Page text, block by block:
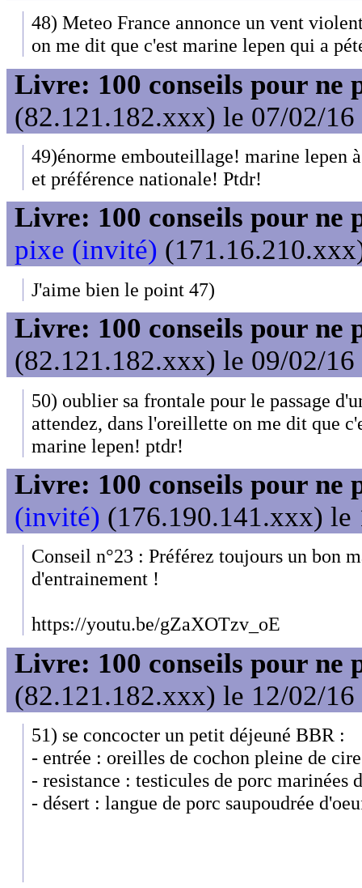
48) Meteo France annonce un vent
on me dit que c'est marine lepen qui a
Livre: 100 conseils pour ne
(82.121.182.xxx) le 07/02/16
49)énorme embouteillage! marine lepen
et préférence nationale! Ptdr!
Livre: 100 conseils pour ne
pixe (invité)
J'aime bien le point 47)
Livre: 100 conseils pour ne
(82.121.182.xxx) le 09/02/16
50) oublier sa frontale pour le passage
attendez, dans l'oreillette on me dit que
marine lepen! ptdr!
Livre: 100 conseils pour ne
(invité) (176.190.141.xxx) le
Conseil n°23 : Préférez toujours un bon
d'entrainement !
https://youtu.be/gZaXOTzv_oE
Livre: 100 conseils pour ne
(82.121.182.xxx) le 12/02/16
51) se concocter un petit déjeuné BBR :
- entrée : oreilles de cochon pleine de cire
- resistance : testicules de porc marinées
- désert : langue de porc saupoudrée